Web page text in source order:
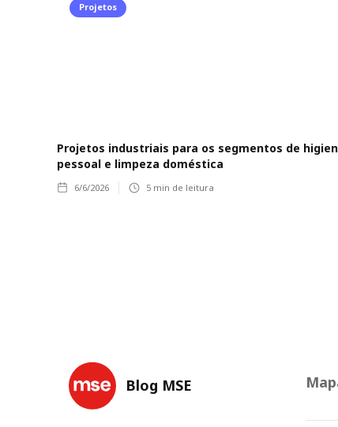
Projetos
Projetos industriais para os segmentos de
pessoal e limpeza doméstica
6/6/2026 5 min de leitura
Blog MSE